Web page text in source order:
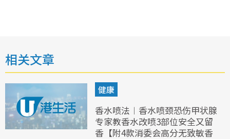
相关文章
健康
香水喷法︱香水喷颈恐伤甲状腺
专家教香水改喷3部位安全又留
香【附4款消委会高分无致敏香